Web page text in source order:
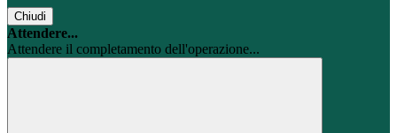
Chiudi
Attendere...
Attendere il completamento dell'operazione...